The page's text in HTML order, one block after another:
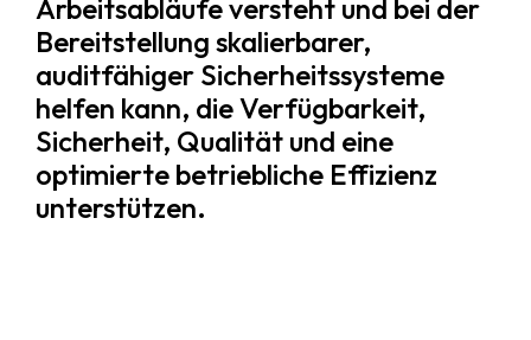
Arbeitsabläufe versteht und bei der
Bereitstellung skalierbarer,
auditfähiger Sicherheitssysteme
helfen kann, die Verfügbarkeit,
Sicherheit, Qualität und eine
optimierte betriebliche Effizienz
unterstützen.